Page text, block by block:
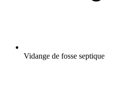
Vidange de fosse septique